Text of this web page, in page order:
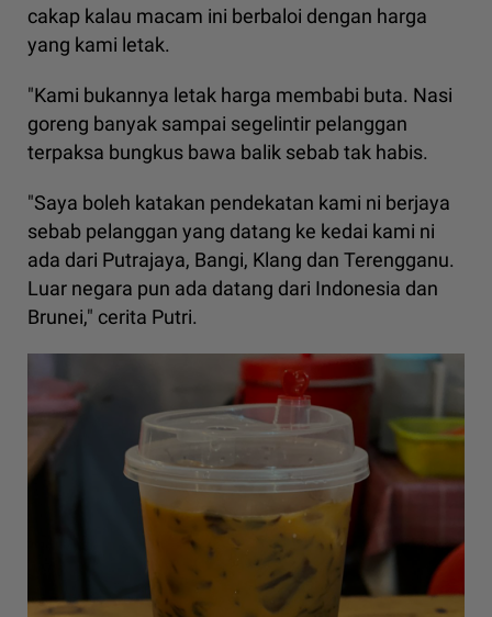
cakap kalau macam ini berbaloi dengan harga
yang kami letak.
"Kami bukannya letak harga membabi buta. Nasi
goreng banyak sampai segelintir pelanggan
terpaksa bungkus bawa balik sebab tak habis.
"Saya boleh katakan pendekatan kami ni berjaya
sebab pelanggan yang datang ke kedai kami ni
ada dari Putrajaya, Bangi, Klang dan Terengganu.
Luar negara pun ada datang dari Indonesia dan
Brunei," cerita Putri.